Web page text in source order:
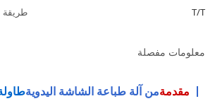
طريقة
T/T
معلومات مفصلة
مقدمةمن آلة طباعة الشاشة اليدوية